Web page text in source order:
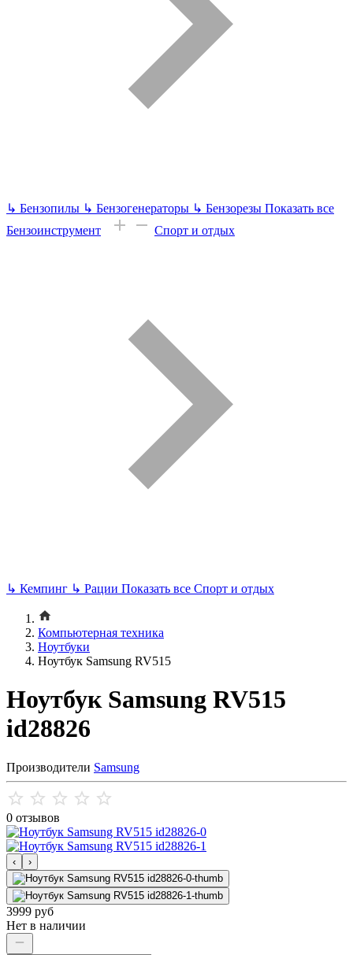
↳ Бензопилы ↳ Бензогенераторы ↳ Бензорезы Показать все
Бензоинструмент
Спорт и отдых
↳ Кемпинг ↳ Рации Показать все Спорт и отдых
Компьютерная техника
Ноутбуки
Ноутбук Samsung RV515
Ноутбук Samsung RV515
id28826
Производители Samsung
0 отзывов
‹ ›
3999 руб
Нет в наличии